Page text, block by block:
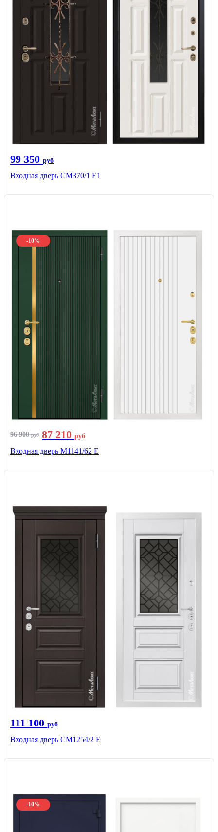
99 350 руб
Входная дверь СМ370/1 Е1
-10%
96 900руб 87 210 руб
Входная дверь М1141/62 Е
111 100 руб
Входная дверь СМ1254/2 E
-10%